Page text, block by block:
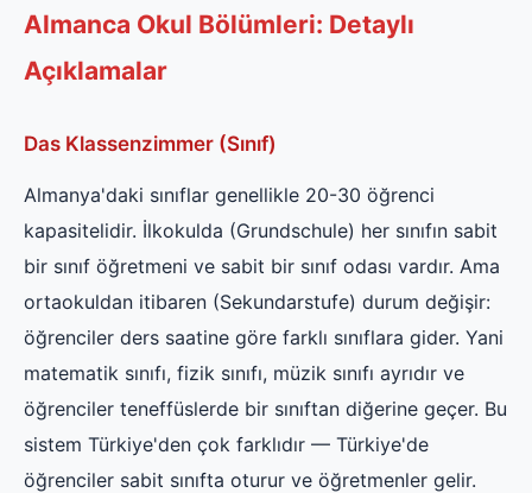
Almanca Okul Bölümleri: Detaylı
Açıklamalar
Das Klassenzimmer (Sınıf)
Almanya'daki sınıflar genellikle 20-30 öğrenci
kapasitelidir. İlkokulda (Grundschule) her sınıfın sabit
bir sınıf öğretmeni ve sabit bir sınıf odası vardır. Ama
ortaokuldan itibaren (Sekundarstufe) durum değişir:
öğrenciler ders saatine göre farklı sınıflara gider. Yani
matematik sınıfı, fizik sınıfı, müzik sınıfı ayrıdır ve
öğrenciler teneffüslerde bir sınıftan diğerine geçer. Bu
sistem Türkiye'den çok farklıdır — Türkiye'de
öğrenciler sabit sınıfta oturur ve öğretmenler gelir.